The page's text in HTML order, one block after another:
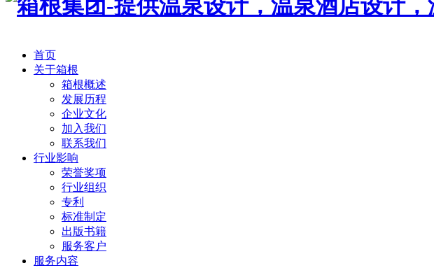
首页
关于箱根
箱根概述
发展历程
企业文化
加入我们
联系我们
行业影响
荣誉奖项
行业组织
专利
标准制定
出版书籍
服务客户
服务内容